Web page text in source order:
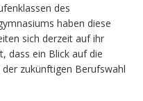
des
haben diese
sich derzeit auf ihr
dass ein Blick auf die
zukünftigen Berufswahl